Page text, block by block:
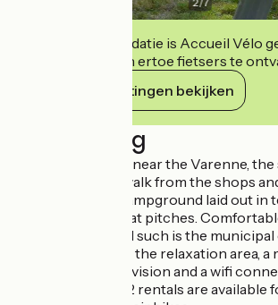
Deze accommodatie is Accueil Vélo
en verbindt zich ertoe fietsers te
Haar verplichtingen bekijken
Beschrijving
Campsite located near the Varenne,
and ten minutes walk from the shops
center. A green campground laid out in
by spacious and flat pitches.
peaceful, convivial such is the
Champ Passais. In the relaxation area, a
refrigerator, a television and a wifi
available for free. 2 rentals are available